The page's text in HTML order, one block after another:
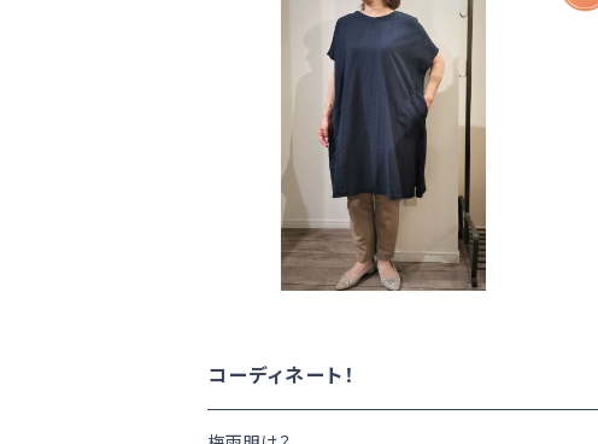
刺しゅうチュニック （7212C012)
NATURAL LAUNDRY ナチュラ
ルランドリー
¥6,292
SOLD OUT
コーディネート！